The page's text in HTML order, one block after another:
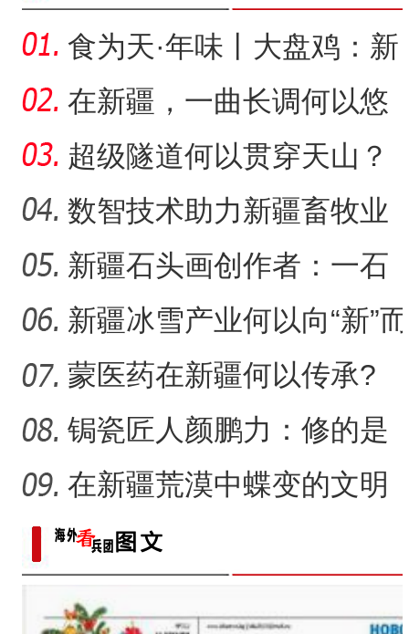
食为天·年味丨大盘鸡：新
疆春节餐桌上的年味担当
在新疆，一曲长调何以悠
扬？
超级隧道何以贯穿天山？
数智技术助力新疆畜牧业
走“新”路
新疆石头画创作者：一石
一画乐在其中
新疆冰雪产业何以向“新”而
行？
蒙医药在新疆何以传承?
锔瓷匠人颜鹏力：修的是
瓷，也是“情”
在新疆荒漠中蝶变的文明
村镇